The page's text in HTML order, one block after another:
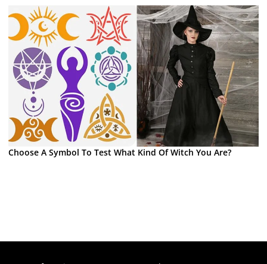
Choose A Symbol To Test What Kind Of Witch You Are?